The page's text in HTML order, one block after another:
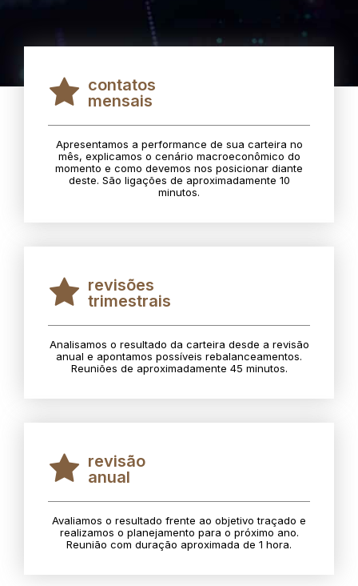
contatos
mensais
Apresentamos a performance de sua carteira no
mês, explicamos o cenário macroeconômico do
momento e como devemos nos posicionar diante
deste. São ligações de aproximadamente 10
minutos.
revisões
trimestrais
Analisamos o resultado da carteira desde a revisão
anual e apontamos possíveis rebalanceamentos.
Reuniões de aproximadamente 45 minutos.
revisão
anual
Avaliamos o resultado frente ao objetivo traçado e
realizamos o planejamento para o próximo ano.
Reunião com duração aproximada de 1 hora.